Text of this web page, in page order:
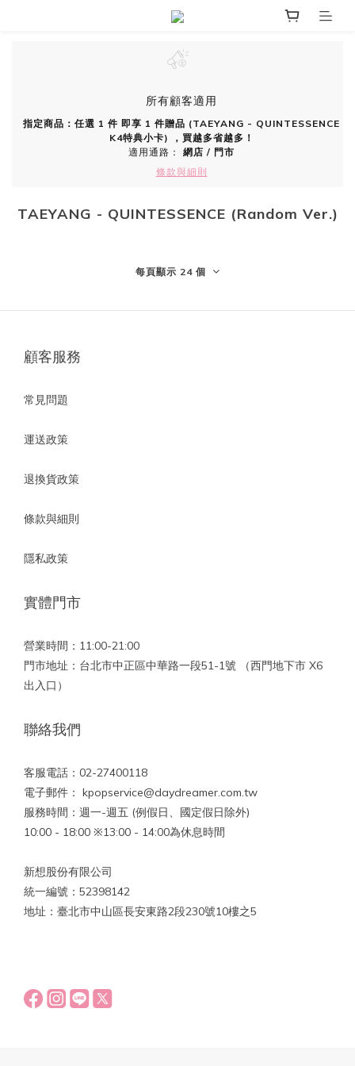
所有顧客適用
指定商品：任選 1 件 即享 1 件贈品 (TAEYANG - QUINTESSENCE
K4特典小卡) ，買越多省越多！
適用通路： 網店 / 門市
條款與細則
TAEYANG - QUINTESSENCE (Random Ver.)
每頁顯示 24 個
顧客服務
常見問題
運送政策
退換貨政策
條款與細則
隱私政策
實體門市
營業時間：11:00-21:00
門市地址：台北市中正區中華路一段51-1號 （西門地下市 X6
出入口）
聯絡我們
客服電話：02-27400118
電子郵件： kpopservice@daydreamer.com.tw
服務時間：週一-週五 (例假日、國定假日除外)
10:00 - 18:00 ※13:00 - 14:00為休息時間
新想股份有限公司
統一編號：52398142
地址：臺北市中山區長安東路2段230號10樓之5